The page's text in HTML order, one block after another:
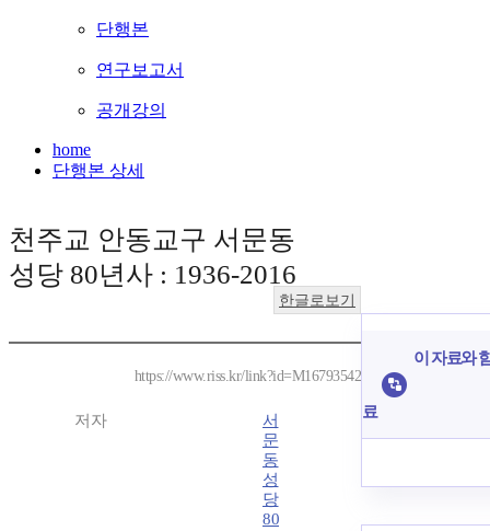
단행본
연구보고서
공개강의
home
단행본 상세
천주교 안동교구 서문동
성당 80년사 : 1936-2016
한글로보기
https://www.riss.kr/link?id=M16793542
저자
서
문
동
성
당
80
이 자료와
료